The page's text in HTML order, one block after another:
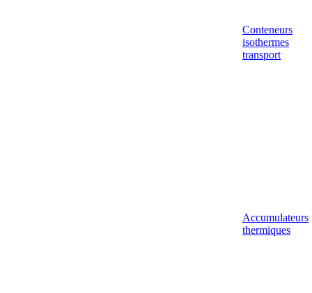
Conteneurs
isothermes
transport
Accumulateurs
thermiques